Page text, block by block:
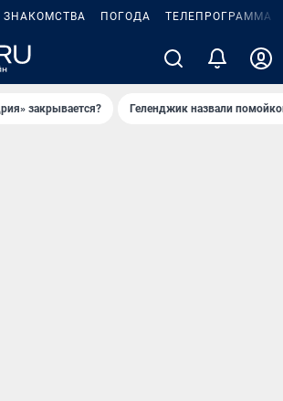
ЗНАКОМСТВА ПОГОДА ТЕЛЕПРОГРАММА
закрывается? Геленджик назвали